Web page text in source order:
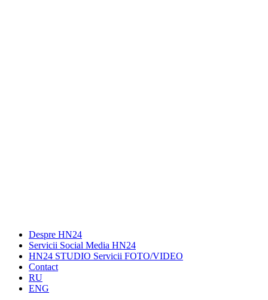
Despre HN24
Servicii Social Media HN24
HN24 STUDIO Servicii FOTO/VIDEO
Contact
RU
ENG